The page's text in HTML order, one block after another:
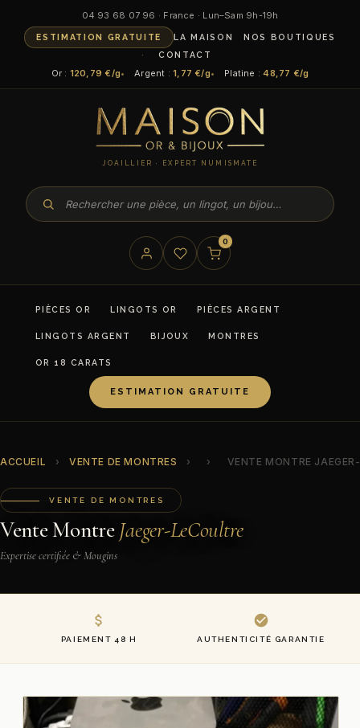
04 93 68 07 96 · France · Lun–Sam 9h-19h
ESTIMATION GRATUITE LA MAISON
NOS BOUTIQUES
CONTACT
Or : 120,79 €/g Argent :1,77 €/g Platine :48,77 €/g
JOAILLIER · EXPERT NUMISMATE
0
PIÈCES OR LINGOTS OR PIÈCES ARGENT
LINGOTS ARGENT BIJOUX MONTRES
OR 18 CARATS
ESTIMATION GRATUITE
ACCUEIL › VENTE DE MONTRES › › VENTE MONTRE
VENTE DE MONTRES
Vente Montre Jaeger-LeCoultre
Expertise certifiée & Mougins
PAIEMENT 48 H AUTHENTICITÉ GARANTIE